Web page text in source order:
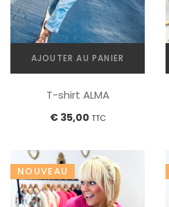
page
du
produit
AJOUTER AU PANIER
T-shirt ALMA
€35,00 TTC
NOUVEAU